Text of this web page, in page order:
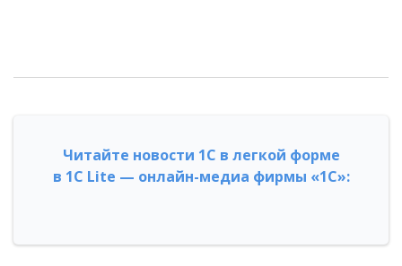
Читайте новости 1С в легкой форме
в 1С Lite — онлайн-медиа фирмы «1С»: